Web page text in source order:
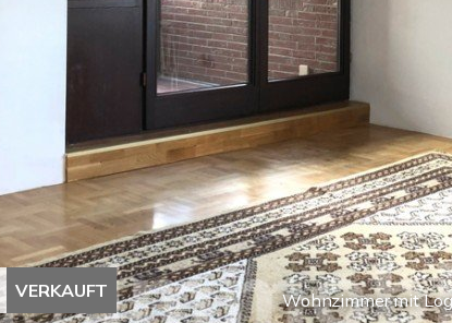
Wohnzimmer mit
VERKAUFT